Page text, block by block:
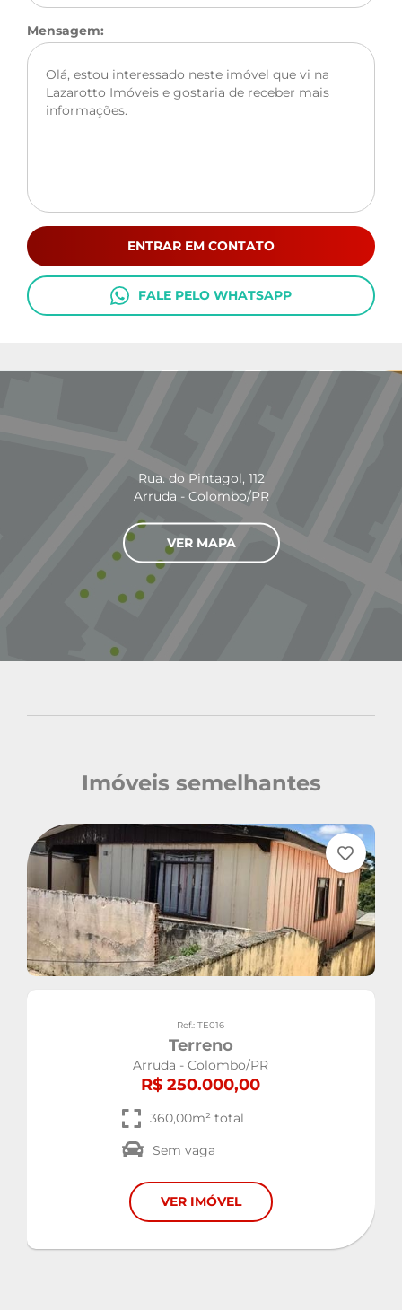
Mensagem:
ENTRAR EM CONTATO
FALE PELO WHATSAPP
Rua. do Pintagol, 112
Arruda - Colombo/PR
VER MAPA
Imóveis semelhantes
Ref.: TE016
Terreno
Arruda - Colombo/PR
R$ 250.000,00
360,00m² total
Sem vaga
VER IMÓVEL